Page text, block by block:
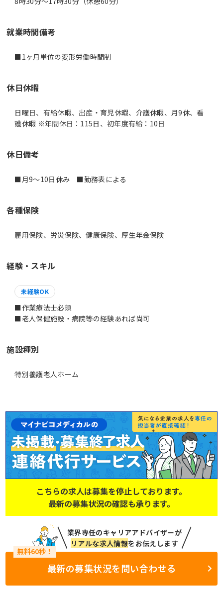
就業時間備考
■1ヶ月単位の変形労働時間制
休日休暇
日曜日、有給休暇、出産・育児休暇、介護休暇、月9休、看
護休暇 ※年間休日：115日、初年度有給：10日
休日備考
各種保険
雇用保険、労災保険、健康保険、厚生年金保険
経験・スキル
未経験OK
■作業療法士必須
■老人保健施設・病院等の経験あれば尚可
施設種別
特別養護老人ホーム
こちらの求人は募集を停止しております。
最新の募集状況の確認も承ります。
業界専任のキャリアアドバイザーが
リアルな求人情報をお伝えします
最新の募集状況を問い合わせる